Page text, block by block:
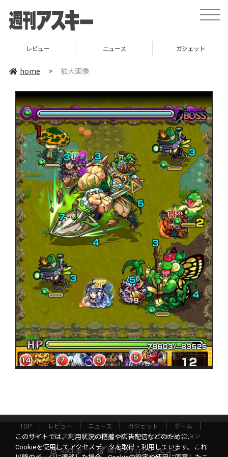
toggle
レビュー ニュース ガジェット
home > 拡大画像
TOP レビュー ニュース ガジェット
ゲーム
グルメ
スタートアップ ICT
インフォメーション
ASCII.jp
MITテクノロジーレビュー
このサイトでは、利用状況の把握や広告配信などのために、
Cookieを使用してアクセスデータを取得・利用しています。これ